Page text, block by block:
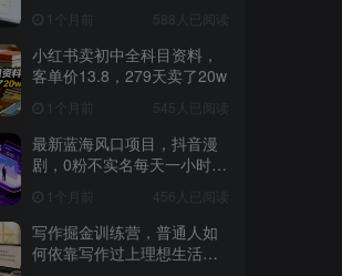
1个月前 588人已阅读
小红书卖初中全科目资料，
客单价13.8，279天卖了20w
1个月前 545人已阅读
最新蓝海风口项目，抖音漫
剧，0粉不实名每天一小时，
1个月前 456人已阅读
写作掘金训练营，普通人如
何依靠写作过上理想生活，